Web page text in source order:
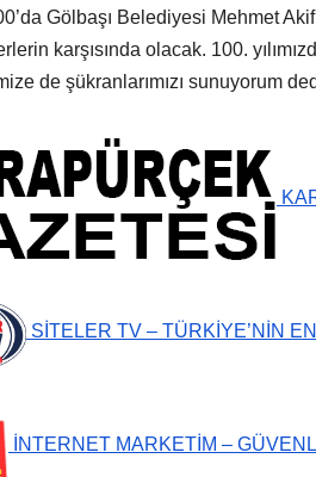
Gölbaşı Belediyesi Mehmet
karşısında olacak. 100.
de şükranlarımızı sunuyorum
SİTELER TV – TÜRKİYE’NİN
İNTERNET MARKETİM –